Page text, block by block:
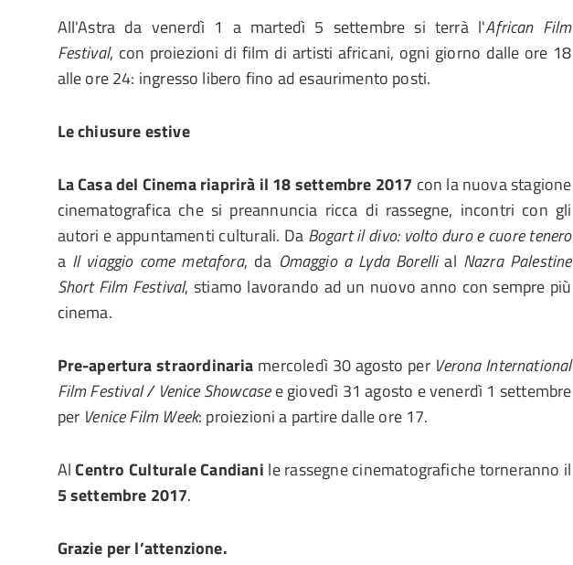
All'Astra da venerdì 1 a martedì 5 settembre si terrà l'African Film
Festival, con proiezioni di film di artisti africani, ogni giorno dalle ore 18
alle ore 24: ingresso libero fino ad esaurimento posti.
Le chiusureestive
La Casa del Cinemariaprirà il 18settembre 2017 con la nuova stagione
cinematografica che si preannuncia ricca di rassegne, incontri con gli
autori e appuntamenti culturali. Da Bogart il divo: volto duro e cuore tenero
a Il viaggio come metafora, da Omaggio a Lyda Borellial Nazra Palestine
Short Film Festival, stiamo lavorando ad un nuovo anno con sempre più
cinema.
Pre-apertura straordinaria mercoledì 30 agosto per Verona International
Film Festival / Venice Showcasee giovedì 31 agosto e venerdì 1 settembre
per Venice Film Week: proiezioni a partire dalle ore 17.
AlCentro Culturale Candiani le rassegne cinematografiche torneranno il
5 settembre 2017.
Grazie per l’attenzione.